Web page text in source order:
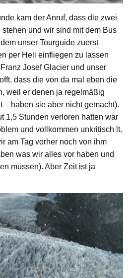
kam der Anruf, dass die zwei
und wir sind mit dem Bus
unser Tourguide zuerst
per Heli einfliegen zu lassen
Josef Glacier und unser
dass die von da mal eben die
weil er denen ja regelmäßig
– haben sie aber nicht gemacht).
1,5 Stunden verloren hatten war
und vollkommen unkritisch lt.
am Tag vorher noch von ihm
was wir alles vor haben und
müssen). Aber Zeit ist ja